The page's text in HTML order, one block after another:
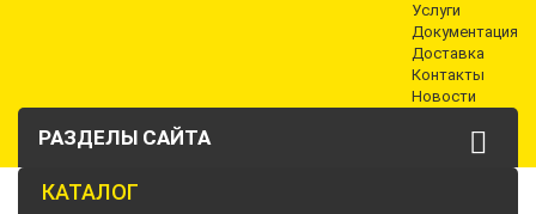
Услуги
Документация
Доставка
Контакты
Новости
РАЗДЕЛЫ САЙТА
КАТАЛОГ